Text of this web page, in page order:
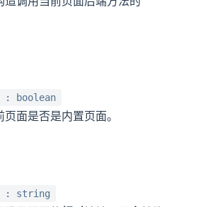
boolean
面是否是内置页面。
: string